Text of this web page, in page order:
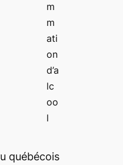
m
m
ati
on
d’a
lc
oo
l
québécois